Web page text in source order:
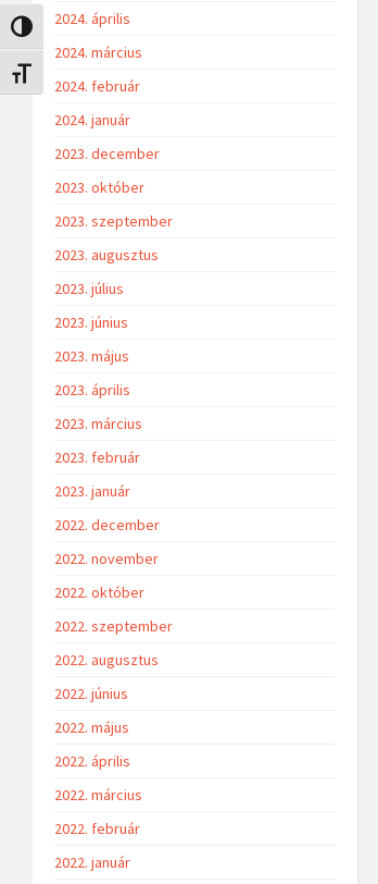
Nagy kontraszt váltása
Betűméret váltása
2024. április
2024. március
2024. február
2024. január
2023. december
2023. október
2023. szeptember
2023. augusztus
2023. július
2023. június
2023. május
2023. április
2023. március
2023. február
2023. január
2022. december
2022. november
2022. október
2022. szeptember
2022. augusztus
2022. június
2022. május
2022. április
2022. március
2022. február
2022. január